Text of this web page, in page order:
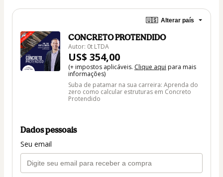
🇺🇸 Alterar país
CONCRETO PROTENDIDO
Autor: 0t LTDA
US$ 354,00
(+ impostos aplicáveis. Clique aqui para mais
informações)
Suba de patamar na sua carreira: Aprenda do
zero como calcular estruturas em Concreto
Protendido
Dados pessoais
Seu email